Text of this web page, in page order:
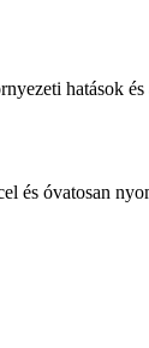
hatások
és óvatosan